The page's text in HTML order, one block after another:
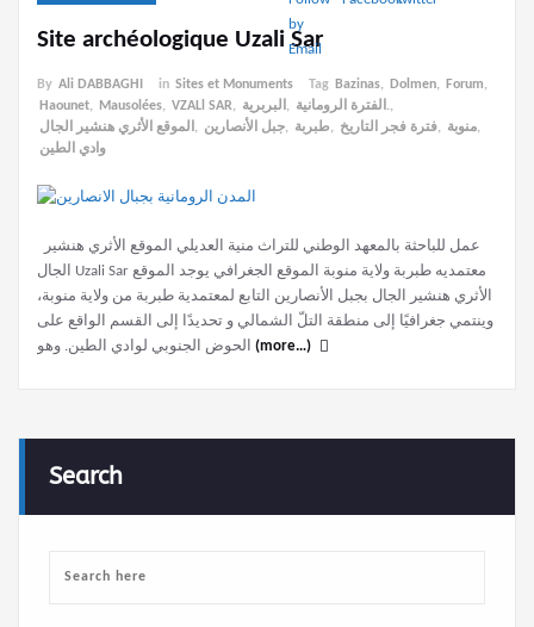
Site archéologique Uzali Sar
By Ali DABBAGHI in Sites et Monuments Tag Bazinas, Dolmen, Forum,
Haounet, Mausolées, VZALl SAR, البربرية , الفترة الرومانية.,
الموقع الأثري هنشير الجال , جبل الأنصارين, طبربة, فترة فجر التاريخ, منوبة,
وادي الطين
الجال Uzali Sar معتمديه طبربة ولاية منوبة الموقع الجغرافي يوجد الموقع
الأثري هنشير الجال بجبل الأنصارين التابع لمعتمدية طبربة من ولاية منوبة،
وينتمي جغرافيًا إلى منطقة التلّ الشمالي و تحديدًا إلى القسم الواقع على
(more…)
Search